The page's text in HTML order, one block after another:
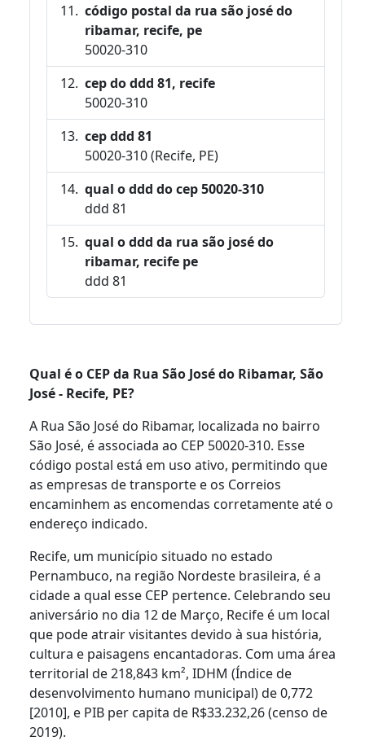
código postal da rua são josé do
ribamar, recife, pe
50020-310
cep do ddd 81, recife
50020-310
cep ddd 81
50020-310 (Recife, PE)
qual o ddd do cep 50020-310
ddd 81
qual o ddd da rua são josé do
ribamar, recife pe
ddd 81
Qual é o CEP da Rua São José do Ribamar, São
José - Recife, PE?
A Rua São José do Ribamar, localizada no bairro
São José, é associada ao CEP 50020-310. Esse
código postal está em uso ativo, permitindo que
as empresas de transporte e os Correios
encaminhem as encomendas corretamente até o
endereço indicado.
Recife, um município situado no estado
Pernambuco, na região Nordeste brasileira, é a
cidade a qual esse CEP pertence. Celebrando seu
aniversário no dia 12 de Março, Recife é um local
que pode atrair visitantes devido à sua história,
cultura e paisagens encantadoras. Com uma área
territorial de 218,843 km², IDHM (Índice de
desenvolvimento humano municipal) de 0,772
[2010], e PIB per capita de R$33.232,26 (censo de
2019).